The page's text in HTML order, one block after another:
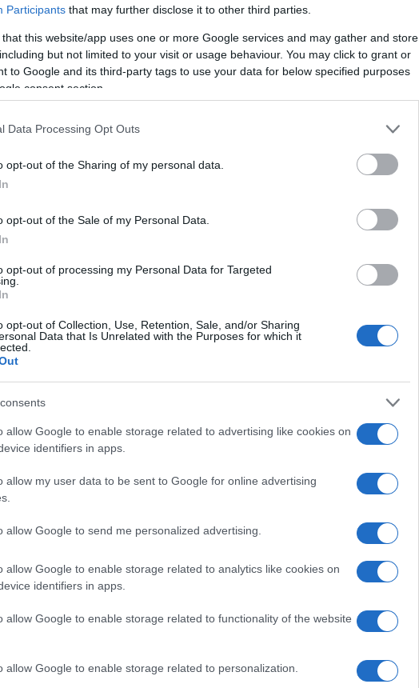
Participants that may further disclose it to other third parties.
that this website/app uses one or more Google services and may gather and store
but not limited to your visit or usage behaviour. You may click to grant or
to Google and its third-party tags to use your data for below specified purposes
consent section.
Data Processing Opt Outs
opt-out of the Sharing of my personal data.
opt-out of the Sale of my Personal Data.
opt-out of processing my Personal Data for Targeted
opt-out of Collection, Use, Retention, Sale, and/or Sharing
Data that Is Unrelated with the Purposes for which it
allow Google to enable storage related to advertising like cookies on
identifiers in apps.
allow my user data to be sent to Google for online advertising
allow Google to send me personalized advertising.
allow Google to enable storage related to analytics like cookies on
identifiers in apps.
allow Google to enable storage related to functionality of the website
allow Google to enable storage related to personalization.
delle telecomunicazioni
ha vissuto una vera e propria
stanno abbandonando il vecchio modello
un approccio circolare. Ma cosa implica
basa su riuso, ricondizionamento e riciclo,
e alle crescenti pressioni degli investitori.
tlc potesse diventare così eco-
sono molteplici. In primo luogo, i clienti e gli
riguardo alle performance ambientali delle
ha reso difficile e costoso
E qui entra in gioco il mercato del
e affidabili. Infine, la crescente maturità
verso l’usato: oggi, il ricondizionato può
nuovi dispositivi! Chi l’avrebbe mai